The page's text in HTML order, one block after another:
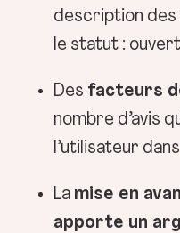
description
le statut :
Des facteurs
nombre d’avis
l’utilisateur
La mise en
apporte un